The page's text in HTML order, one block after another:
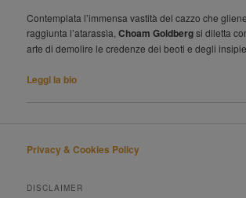
Contemplata l’immensa vastità del cazzo che
raggiunta l’atarassìa,Choam Goldbergsi diletta
arte di demolire le credenze dei beoti e degli
Leggi la bio
Privacy & Cookies Policy
DISCLAIMER